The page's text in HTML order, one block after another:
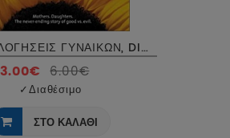
ΕΞΟΜΟΛΟΓΗΣΕΙΣ ΓΥΝΑΙΚΩΝ, DIVINE SECRETS OF THE YA-YA SISTERHOOD DVD
3.00€ 6.00€
✓Διαθέσιμο
ΣΤΟ ΚΑΛΑΘΙ